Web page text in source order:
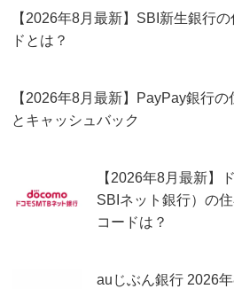
【2026年8月最新】SBI新生銀行
ドとは？
【2026年8月最新】PayPay銀行
とキャッシュバック
【2026年8月最新】
SBIネット銀行）の
コードは？
auじぶん銀行 2026